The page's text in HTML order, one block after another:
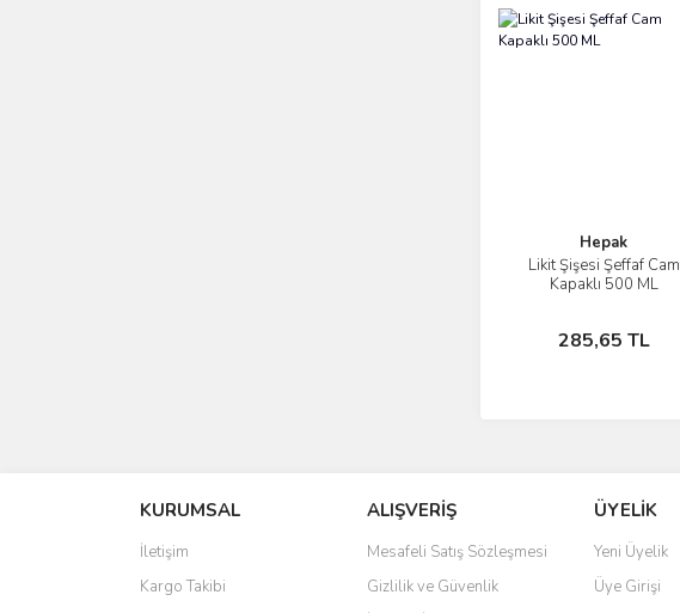
Hepak
Likit Şişesi Şeffaf Cam
Kapaklı 500 ML
285,65 TL
İncele
Sepete Ekle
KURUMSAL
İletişim
Kargo Takibi
ALIŞVERİŞ
Mesafeli Satış Sözleşmesi
Gizlilik ve Güvenlik
ÜYELİK
Yeni Üyelik
Üye Girişi